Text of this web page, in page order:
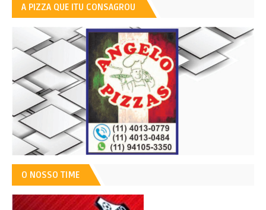
A PIZZA QUE ITU CONSAGROU
O NOSSO TIME